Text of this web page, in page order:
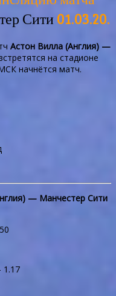
Сити01.03.20.
Астон Вилла (Англия) —
на стадионе
начнётся матч.
— Манчестер Сити